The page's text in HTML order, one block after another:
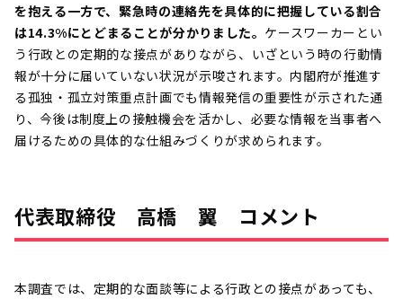
を抱える一方で、緊急時の連絡先を具体的に把握している割合
は14.3%にとどまることが分かりました。 ケースワーカーとい
う行政との定期的な接点がありながら、いざという時の行動情
報が十分に届いていない状況が示唆されます。内閣府が推進す
る孤独・孤立対策重点計画でも情報発信の重要性が示された通
り、今後は制度上の接触機会を活かし、必要な情報を当事者へ
届けるための具体的な仕組みづくりが求められます。
代表取締役 高橋 翼 コメント
本調査では、定期的な面談等による行政との接点があっても、